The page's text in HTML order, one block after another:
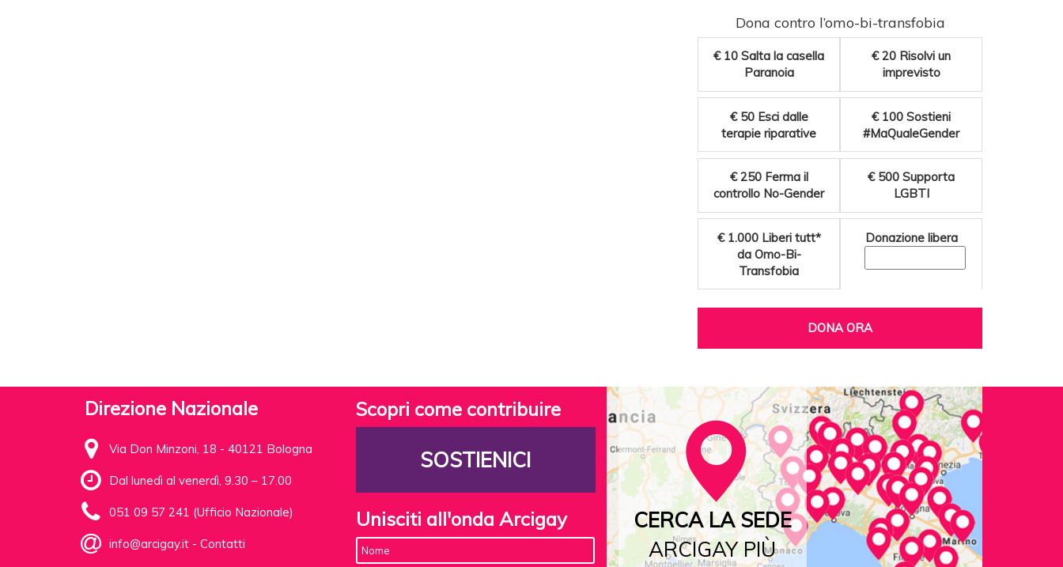
Dona contro l’omo-bi-transfobia
€ 10 Salta la casella
Paranoia
€ 20 Risolvi un
imprevisto
€ 50 Esci dalle
terapie riparative
€ 100 Sostieni
#MaQualeGender
€ 250 Ferma il
controllo No-Gender
€ 500 Supporta
LGBTI
€ 1.000 Liberi tutt*
da Omo-Bi-
Transfobia
Donazione libera
DONA ORA
Direzione Nazionale
Via Don Minzoni, 18 - 40121 Bologna
Dal lunedì al venerdì, 9.30 – 17.00
051 09 57 241 (Ufficio Nazionale)
info@arcigay.it - Contatti
Scopri come contribuire
SOSTIENICI
Unisciti all'onda Arcigay
CERCA LA SEDE
ARCIGAY PIÙ